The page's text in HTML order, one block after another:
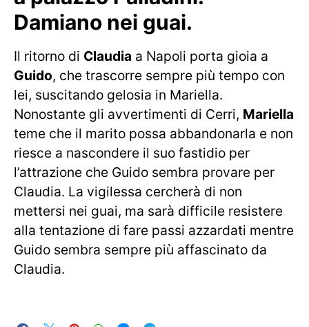
Damiano nei guai.
Il ritorno di Claudia a Napoli porta gioia a
Guido, che trascorre sempre più tempo con
lei, suscitando gelosia in Mariella.
Nonostante gli avvertimenti di Cerri, Mariella
teme che il marito possa abbandonarla e non
riesce a nascondere il suo fastidio per
l’attrazione che Guido sembra provare per
Claudia. La vigilessa cercherà di non
mettersi nei guai, ma sarà difficile resistere
alla tentazione di fare passi azzardati mentre
Guido sembra sempre più affascinato da
Claudia.